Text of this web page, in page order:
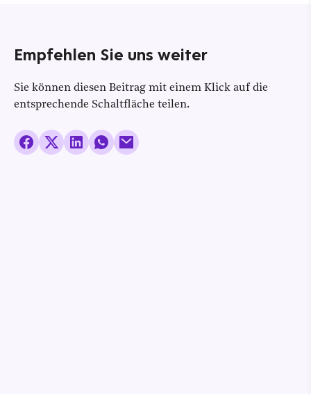
Empfehlen Sie uns weiter
Sie können diesen Beitrag mit einem Klick auf die
entsprechende Schaltfläche teilen.